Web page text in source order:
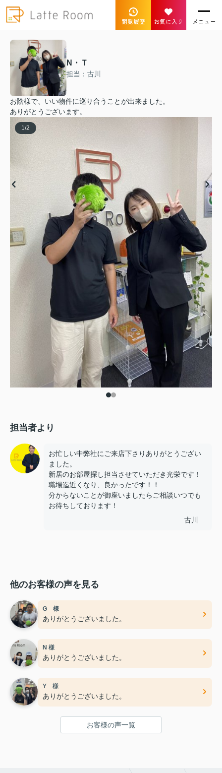
閲覧履歴 お気に入り メニュー
N・Ｔ
担当：古川
お陰様で、いい物件に巡り合うことが出来ました。
ありがとうございます。
1 /2
担当者より
お忙しい中弊社にご来店下さりありがとうござい
ました。
新居のお部屋探し担当させていただき光栄です！
職場迄近くなり、良かったです！！
分からないことが御座いましたらご相談いつでも
お待ちしております！
古川
他のお客様の声を見る
G 様
ありがとうございました。
N 様
ありがとうございました。
Y 様
ありがとうございました。
お客様の声一覧